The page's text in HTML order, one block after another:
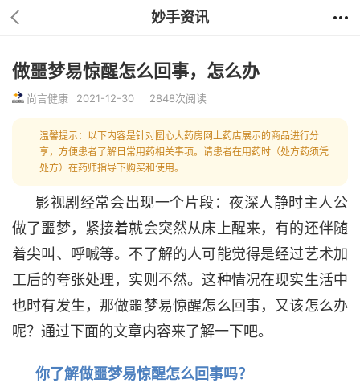
妙手资讯
做噩梦易惊醒怎么回事，怎么办
尚言健康 2021-12-30 2848次阅读
温馨提示：以下内容是针对圆心大药房网上药店展示的商品进行分
享，方便患者了解日常用药相关事项。请患者在用药时（处方药须凭
处方）在药师指导下购买和使用。
影视剧经常会出现一个片段：夜深人静时主人公
做了噩梦，紧接着就会突然从床上醒来，有的还伴随
着尖叫、呼喊等。不了解的人可能觉得是经过艺术加
工后的夸张处理，实则不然。这种情况在现实生活中
也时有发生，那做噩梦易惊醒怎么回事，又该怎么办
呢？通过下面的文章内容来了解一下吧。
你了解做噩梦易惊醒怎么回事吗？